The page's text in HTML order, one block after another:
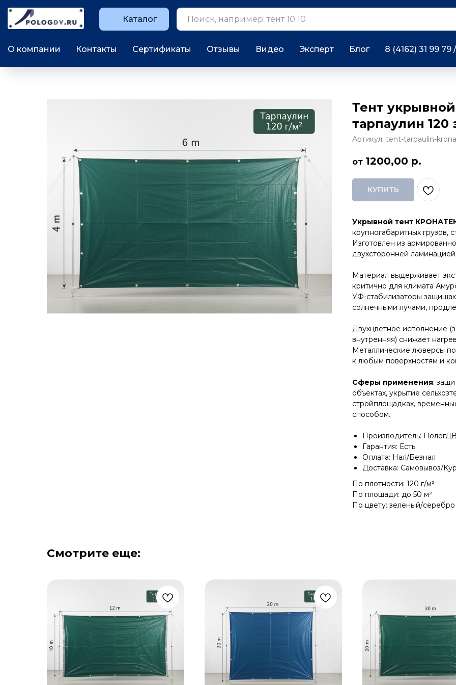
Каталог
О компании Контакты Сертификаты Отзывы Видео Эксперт Блог 8 (4162) 31 99
Тент
тарпаулин
Артикул: tent-tarpaulin-
1200,00 р.
КУПИТЬ
Укрывной тент
крупногабаритных грузов,
Изготовлен из
двухсторонней
Материал выдерживает
критично для климата
УФ-стабилизаторы
солнечными лучами,
Двухцветное исполнение
внутренняя) снижает
Металлические люверсы
к любым поверхностям и
Сферы применения:
объектах, укрытие
стройплощадках,
способом.​
Производитель:
Гарантия: Есть
Оплата: Нал/Безнал
Доставка: Самовывоз/
По плотности: 120 г/м²
По площади: до 50 м²
По цвету: зеленый/серебро
Смотрите еще: